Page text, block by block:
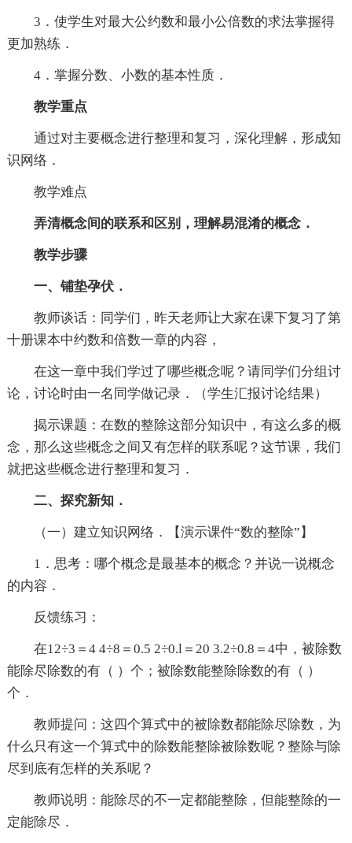
3．使学生对最大公约数和最小公倍数的求法掌握得
更加熟练．
4．掌握分数、小数的基本性质．
教学重点
通过对主要概念进行整理和复习，深化理解，形成知
识网络．
教学难点
弄清概念间的联系和区别，理解易混淆的概念．
教学步骤
一、铺垫孕伏．
教师谈话：同学们，昨天老师让大家在课下复习了第
十册课本中约数和倍数一章的内容，
在这一章中我们学过了哪些概念呢？请同学们分组讨
论，讨论时由一名同学做记录．（学生汇报讨论结果）
揭示课题：在数的整除这部分知识中，有这么多的概
念，那么这些概念之间又有怎样的联系呢？这节课，我们
就把这些概念进行整理和复习．
二、探究新知．
（一）建立知识网络．【演示课件“数的整除”】
1．思考：哪个概念是最基本的概念？并说一说概念
的内容．
反馈练习：
在12÷3＝4 4÷8＝0.5 2÷0.l＝20 3.2÷0.8＝4中，被除数
能除尽除数的有（ ）个；被除数能整除除数的有（ ）
个．
教师提问：这四个算式中的被除数都能除尽除数，为
什么只有这一个算式中的除数能整除被除数呢？整除与除
尽到底有怎样的关系呢？
教师说明：能除尽的不一定都能整除，但能整除的一
定能除尽．